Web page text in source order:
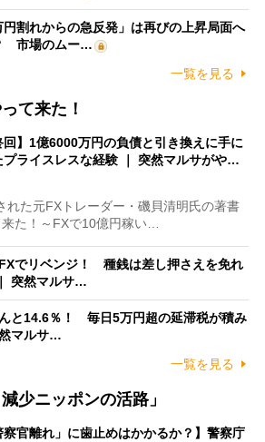
割れからの急反発」は再びの上昇局面へ
市場のムー…
一覧を見る
て来た！
回】1億6000万円の負債と引き換えに手に
プライスレスな経験 ｜ 突然マルサがや…
た元FXトレーダー・磯貝清明氏の著書
来た！～FXで10億円稼い…
FXでリベンジ！ 種銭は差し押さえを免れ
突然マルサ…
んと14.6％！ 毎日5万円超の延滞税が積み
然マルサ…
一覧を見る
少ニッポンの活路」
察官離れ」に歯止めはかかるか？】警察庁